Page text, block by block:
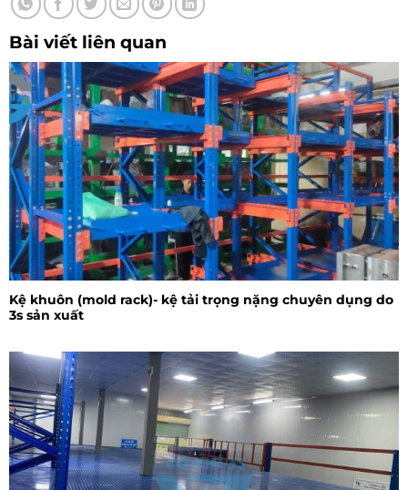
Bài viết liên quan
Kệ khuôn (mold rack)- kệ tải trọng nặng chuyên dụng do
3s sản xuất